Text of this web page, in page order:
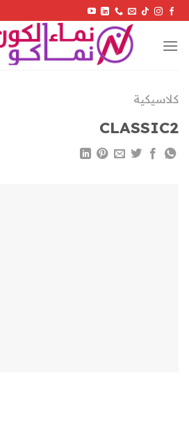
Skip
content
كلاسيكية
CLASSIC2